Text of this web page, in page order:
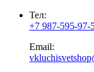
Тел:
+7 987-595-97-
Email: